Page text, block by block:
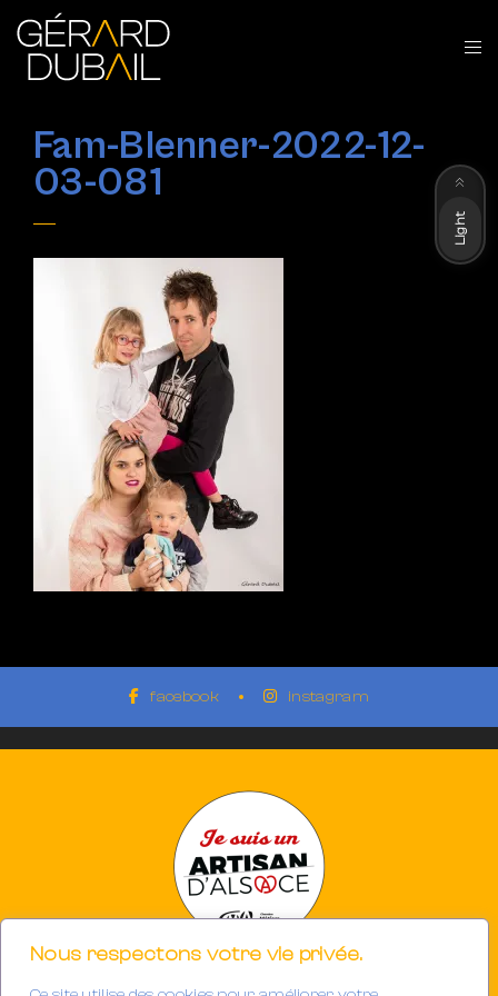
Nous respectons votre vie privée.
Fam-Blenner-2022-12-
03-081
facebook instagram
Light
Dark